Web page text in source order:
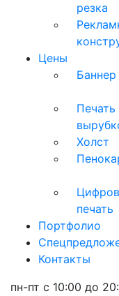
резка
Цены
Баннер
Печать
Холст
печать
Портфолио
Контакты
пн-пт с 10:00 до